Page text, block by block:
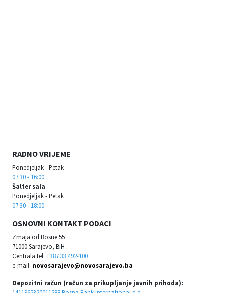
RADNO VRIJEME
Ponedjeljak - Petak
07:30 - 16:00
Šalter sala
Ponedjeljak - Petak
07:30 - 18:00
OSNOVNI KONTAKT PODACI
Zmaja od Bosne 55
71000 Sarajevo, BiH
Centrala tel: +387 33 492-100
e-mail: novosarajevo@novosarajevo.ba
Depozitni račun (račun za prikupljanje javnih prihoda):